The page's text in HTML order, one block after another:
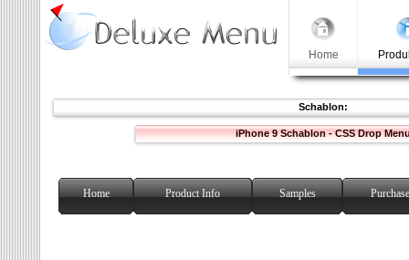
Home
Schablon:
iPhone 9 Schablon - CSS Drop
Home Product Info Samples Purchase